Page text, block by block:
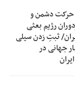
حرکت دشمن و
رژیم بعثی
ثبتِ زدن سیلی
جهانی در